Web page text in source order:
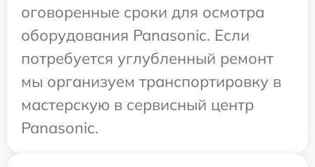
оговоренные сроки для осмотра
оборудования Panasonic. Если
потребуется углубленный ремонт
мы организуем транспортировку в
мастерскую в сервисный центр
Panasonic.